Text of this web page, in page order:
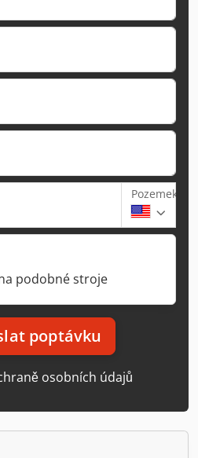
Pozemek
podobné stroje
poptávku
osobních údajů